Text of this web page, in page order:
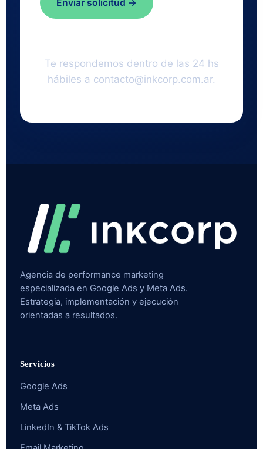
Enviar solicitud →
Te respondemos dentro de las 24 hs
hábiles a contacto@inkcorp.com.ar.
Agencia de performance marketing
especializada en Google Ads y Meta Ads.
Estrategia, implementación y ejecución
orientadas a resultados.
Servicios
Google Ads
Meta Ads
LinkedIn & TikTok Ads